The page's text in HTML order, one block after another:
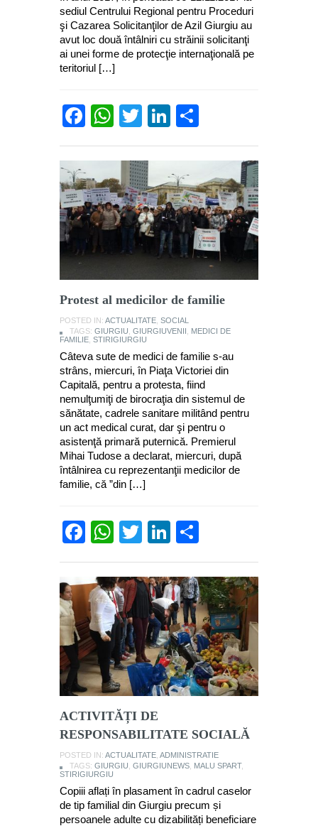
sediul Centrului Regional pentru Proceduri
şi Cazarea Solicitanţilor de Azil Giurgiu au
avut loc două întâlniri cu străinii solicitanţi
ai unei forme de protecţie internaţională pe
teritoriul […]
Facebook
WhatsApp
TwitterLinkedIn
Protest al medicilor de familie
POSTED IN: ACTUALITATE SOCIAL
TAGS: GIURGIU GIURGIUVENII
MEDICI DE
FAMILIE STIRIGIURGIU
Câteva sute de medici de familie s-au
strâns, miercuri, în Piaţa Victoriei din
Capitală, pentru a protesta, fiind
nemulţumiţi de birocraţia din sistemul de
sănătate, cadrele sanitare militând pentru
un act medical curat, dar şi pentru o
asistenţă primară puternică. Premierul
Mihai Tudose a declarat, miercuri, după
întâlnirea cu reprezentanţii medicilor de
familie, că ”din […]
Facebook
WhatsApp
TwitterLinkedIn
ACTIVITĂȚI DE
RESPONSABILITATE SOCIALĂ
POSTED IN: ACTUALITATE ADMINISTRATIE
TAGS: GIURGIU GIURGIUNEWS MALU SPART,
STIRIGIURGIU
Copiii aflați în plasament în cadrul caselor
de tip familial din Giurgiu precum și
persoanele adulte cu dizabilități beneficiare